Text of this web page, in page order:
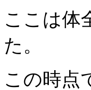
ここは体
た。
この時点